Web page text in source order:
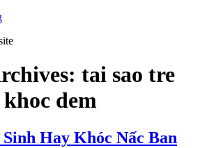
tai sao tre
dem
Hay Khóc Nấc Ban